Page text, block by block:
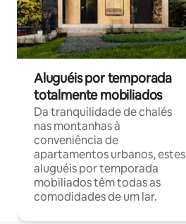
Aluguéis por temporada
totalmente mobiliados
Da tranquilidade de chalés
nas montanhas à
conveniência de
apartamentos urbanos, estes
aluguéis por temporada
mobiliados têm todas as
comodidades de um lar.